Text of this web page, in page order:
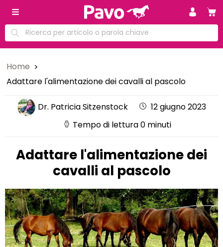
Home
Adattare l'alimentazione dei cavalli al pascolo
Dr. Patricia Sitzenstock
12 giugno 2023
Tempo di lettura 0 minuti
Adattare l'alimentazione dei
cavalli al pascolo